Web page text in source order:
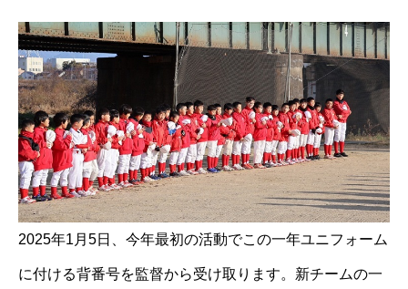
2025年1月5日、今年最初の活動でこの一年ユニフォーム
に付ける背番号を監督から受け取ります。新チームの一